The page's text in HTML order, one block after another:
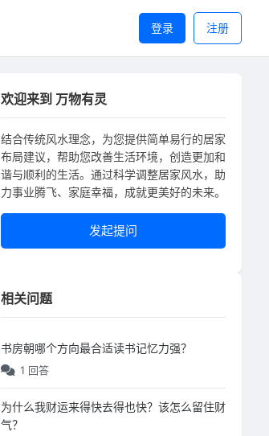
登录 注册
欢迎来到 万物有灵
结合传统风水理念，为您提供简单易行的居家
布局建议，帮助您改善生活环境，创造更加和
谐与顺利的生活。通过科学调整居家风水，助
力事业腾飞、家庭幸福，成就更美好的未来。
发起提问
相关问题
书房朝哪个方向最合适读书记忆力强？
1 回答
为什么我财运来得快去得也快？该怎么留住财
气？